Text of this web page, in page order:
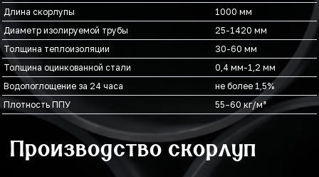
Длина скорлупы
1000 мм
Диаметр изолируемой трубы
25-1420 мм
Толщина теплоизоляции
30-60 мм
Толщина оцинкованной стали
0,4 мм-1,2 мм
Водопоглощение за 24 часа
не более 1,5%
Плотность ППУ
55–60 кг/м³
Производство скорлуп